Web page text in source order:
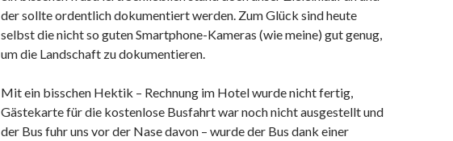
der sollte ordentlich dokumentiert werden. Zum Glück sind heute
selbst die nicht so guten Smartphone-Kameras (wie meine) gut genug,
um die Landschaft zu dokumentieren.
Mit ein bisschen Hektik – Rechnung im Hotel wurde nicht fertig,
Gästekarte für die kostenlose Busfahrt war noch nicht ausgestellt und
der Bus fuhr uns vor der Nase davon – wurde der Bus dank einer